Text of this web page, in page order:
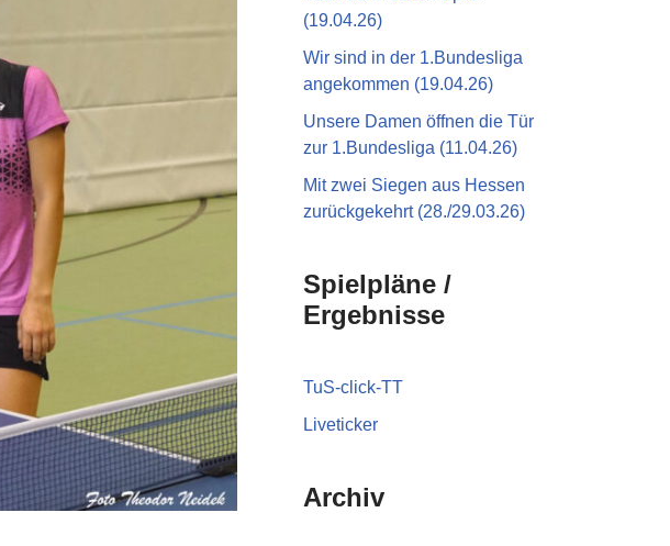
(19.04.26)
Wir sind in der 1.Bundesliga
angekommen (19.04.26)
Unsere Damen öffnen die Tür
zur 1.Bundesliga (11.04.26)
Mit zwei Siegen aus Hessen
zurückgekehrt (28./29.03.26)
Spielpläne /
Ergebnisse
TuS-click-TT
Liveticker
Archiv